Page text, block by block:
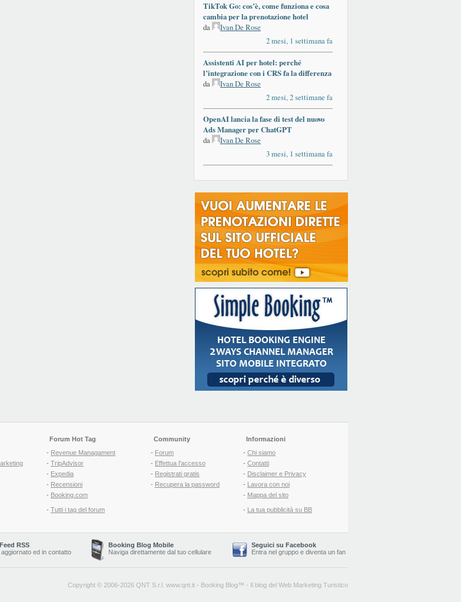
TikTok Go: cos’è, come funziona e cosa
cambia per la prenotazione hotel
da
Ivan De Rose
2 mesi, 1 settimana fa
Assistenti AI per hotel: perché
l’integrazione con i CRS fa la differenza
da
Ivan De Rose
2 mesi, 2 settimane fa
OpenAI lancia la fase di test del nuovo
Ads Manager per ChatGPT
da
Ivan De Rose
3 mesi, 1 settimana fa
Forum Hot Tag
- Revenue Managament
- TripAdvisor
- Expedia
- Recensioni
- Booking.com
- Tutti i tag del forum
Community
- Forum
- Effettua l'accesso
- Registrati gratis
- Recupera la password
Informazioni
- Chi siamo
- Contatti
- Disclaimer e Privacy
- Lavora con noi
- Mappa del sito
- La tua pubblicità su BB
RSS
ed in contatto
Booking Blog Mobile
Naviga direttamente dal tuo cellulare
Seguici su Facebook
Entra nel gruppo e diventa un fan
Copyright © 2006-2026 QNT S.r.l. www.qnt.it - Booking Blog™ - Il blog del Web Marketing Turistico